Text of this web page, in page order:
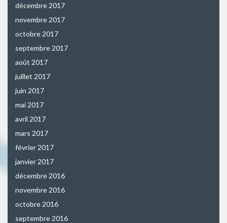
décembre 2017
novembre 2017
octobre 2017
septembre 2017
août 2017
juillet 2017
juin 2017
mai 2017
avril 2017
mars 2017
février 2017
janvier 2017
décembre 2016
novembre 2016
octobre 2016
septembre 2016